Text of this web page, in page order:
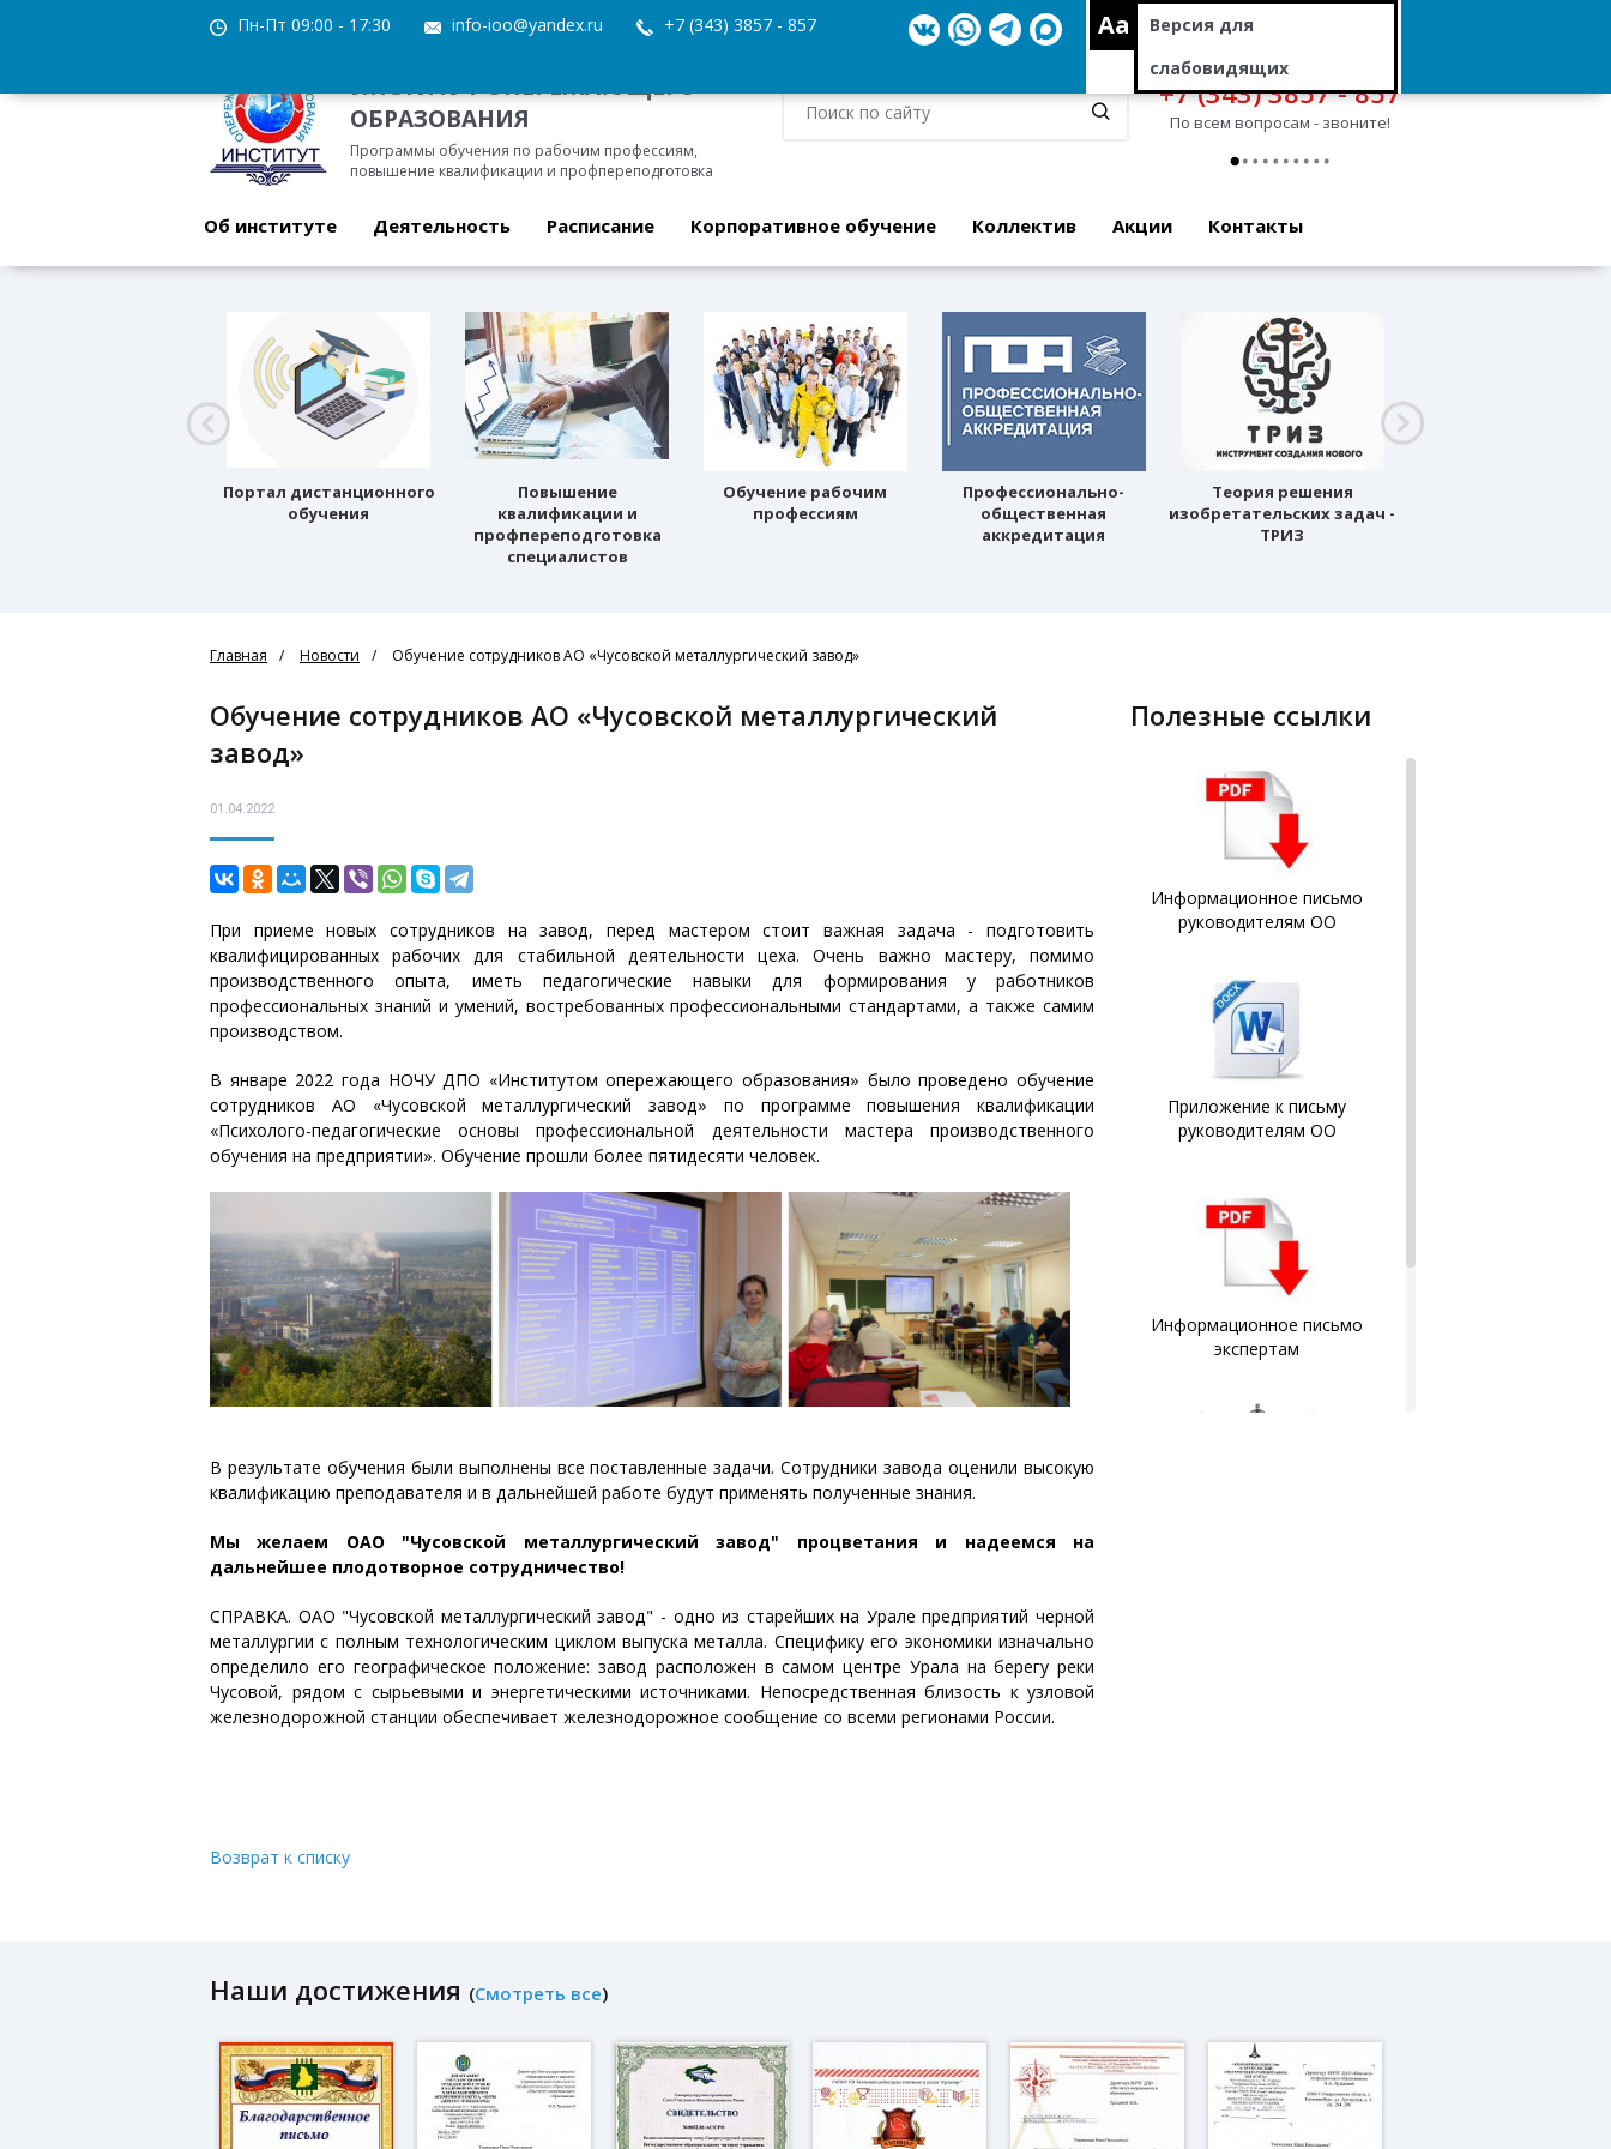
Пн-Пт 09:00 - 17:30 info-ioo@yandex.ru +7 (343) 3857 - 857 Aa
Версия для
слабовидящих
ИНСТИТУТ ОПЕРЕЖАЮЩЕГО
ОБРАЗОВАНИЯ
Программы обучения по рабочим профессиям,
повышение квалификации и профпереподготовка
+7 (343) 3857 - 857
По всем вопросам - звоните!
Об институте Деятельность Расписание Корпоративное обучение Коллектив Акции Контакты
Портал дистанционного
обучения
Повышение
квалификации и
профпереподготовка
специалистов
Обучение рабочим
профессиям
Профессионально-
общественная
аккредитация
Теория решения
изобретательских задач -
ТРИЗ
Главная Новости Обучение сотрудников АО «Чусовской металлургический завод»
Обучение сотрудников АО «Чусовской металлургический
завод»
01.04.2022
При приеме новых сотрудников на завод, перед мастером стоит важная задача - подготовить
квалифицированных рабочих для стабильной деятельности цеха. Очень важно мастеру, помимо
производственного опыта, иметь педагогические навыки для формирования у работников
профессиональных знаний и умений, востребованных профессиональными стандартами, а также самим
производством.
В январе 2022 года НОЧУ ДПО «Институтом опережающего образования» было проведено обучение
сотрудников АО «Чусовской металлургический завод» по программе повышения квалификации
«Психолого-педагогические основы профессиональной деятельности мастера производственного
обучения на предприятии». Обучение прошли более пятидесяти человек.
В результате обучения были выполнены все поставленные задачи. Сотрудники завода оценили высокую
квалификацию преподавателя и в дальнейшей работе будут применять полученные знания.
Мы желаем ОАО "Чусовской металлургический завод" процветания и надеемся на
дальнейшее плодотворное сотрудничество!
СПРАВКА. ОАО "Чусовской металлургический завод" - одно из старейших на Урале предприятий черной
металлургии с полным технологическим циклом выпуска металла. Специфику его экономики изначально
определило его географическое положение: завод расположен в самом центре Урала на берегу реки
Чусовой, рядом с сырьевыми и энергетическими источниками. Непосредственная близость к узловой
железнодорожной станции обеспечивает железнодорожное сообщение со всеми регионами России.
Возврат к списку
полезные ссылки
Информационное письмо
руководителям ОО
Приложение к письму
руководителям ОО
Информационное письмо
экспертам
Наши достижения (Смотреть все)